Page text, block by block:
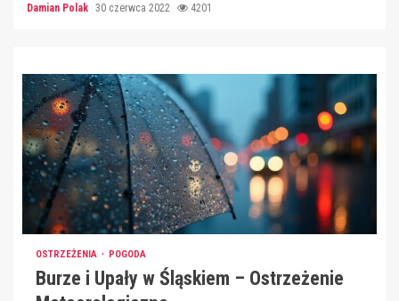
Damian Polak 30 czerwca 2022 4201
OSTRZEŻENIA POGODA
Burze i Upały w Śląskiem – Ostrzeżenie